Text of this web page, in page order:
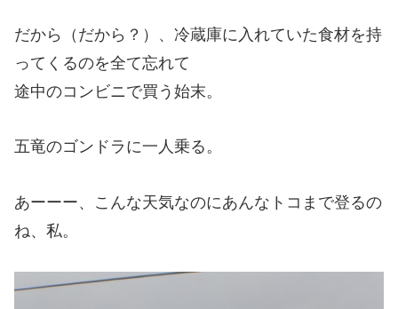
だから（だから？）、冷蔵庫に入れていた食材を持
ってくるのを全て忘れて
途中のコンビニで買う始末。
五竜のゴンドラに一人乗る。
あーーー、こんな天気なのにあんなトコまで登るの
ね、私。